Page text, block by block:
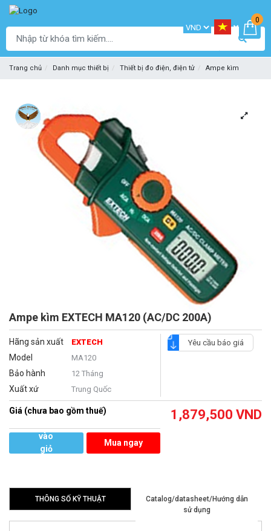
0
Trang chủ Danh mục thiết bị Thiết bị đo điện, điện tử Ampe kìm
Ampe kìm EXTECH MA120 (AC/DC 200A)
Hãng sản xuất EXTECH
Model MA120
Bảo hành 12 Tháng
Xuất xứ Trung Quốc
Yêu cầu báo giá
Giá (chưa bao gồm thuế) 1,879,500 VND
vào
giỏ
Mua ngay
THÔNG SỐ KỸ THUẬT
Catalog/datasheet/Hướng dẫn
sử dụng